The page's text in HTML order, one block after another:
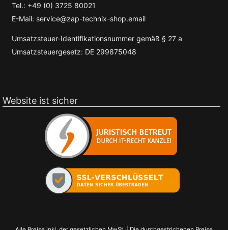
Tel.: +49 (0) 3725 80021
E-Mail: service@zap-technix-shop.email
Umsatzsteuer-Identifikationsnummer gemäß § 27 a
Umsatzsteuergesetz: DE 299875048
Website ist sicher